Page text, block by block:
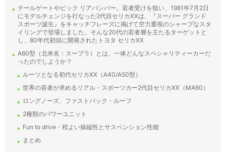
テールゲートやビック リアバンパー。若者受けを狙い、1981年7月2日
にモデルチェンジを行なった2代目セリカXXは、『スーパー グランド
スポーツ誕生』をキャッチフレーズに掲げて空力重視のシャープなスタ
イリングで登場しました。そんな20代の若者層を主たるターゲットと
し、80年代初頭に開発されたトヨタ セリカXX
A60型（北米名：スープラ）とは、一体どんなスペシャリティーカーだ
ったのでしようか？
ルーツとなる初代セリカXX（A40/A50型）
世界の若者が求めるリアル・スポーツカー2代目セリカXX（MA60）
ロングノーズ、ファストバック・ルーフ
2種類のパワーユニット
Fun to drive・程よい操縦性とサスペンション性能
まとめ